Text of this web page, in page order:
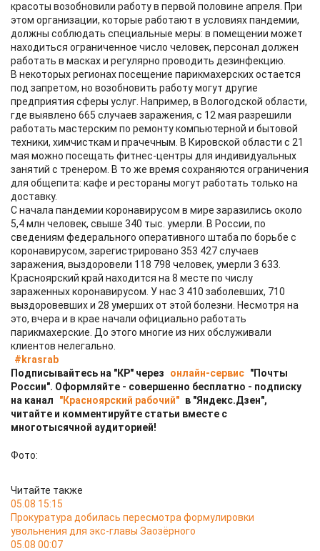
красоты возобновили работу в первой половине апреля. При
этом организации, которые работают в условиях пандемии,
должны соблюдать специальные меры: в помещении может
находиться ограниченное число человек, персонал должен
работать в масках и регулярно проводить дезинфекцию.
В некоторых регионах посещение парикмахерских остается
под запретом, но возобновить работу могут другие
предприятия сферы услуг. Например, в Вологодской области,
где выявлено 665 случаев заражения, с 12 мая разрешили
работать мастерским по ремонту компьютерной и бытовой
техники, химчисткам и прачечным. В Кировской области с 21
мая можно посещать фитнес-центры для индивидуальных
занятий с тренером. В то же время сохраняются ограничения
для общепита: кафе и рестораны могут работать только на
доставку.
С начала пандемии коронавирусом в мире заразились около
5,4 млн человек, свыше 340 тыс. умерли. В России, по
сведениям федерального оперативного штаба по борьбе с
коронавирусом, зарегистрировано 353 427 случаев
заражения, выздоровели 118 798 человек, умерли 3 633.
Красноярский край находится на 8 месте по числу
зараженных коронавирусом. У нас 3 410 заболевших, 710
выздоровевших и 28 умерших от этой болезни. Несмотря на
это, вчера и в крае начали официально работать
парикмахерские. До этого многие из них обслуживали
клиентов нелегально.
#krasrab
Подписывайтесь на "КР" через
онлайн-сервис "Почты
России". Оформляйте - совершенно бесплатно - подписку
на канал
"Красноярский рабочий" в "Яндекс.Дзен",
читайте и комментируйте статьи вместе с
многотысячной аудиторией!
Фото:
Читайте также
05.08 15:15
Прокуратура добилась пересмотра формулировки
увольнения для экс-главы Заозёрного
05.08 00:07